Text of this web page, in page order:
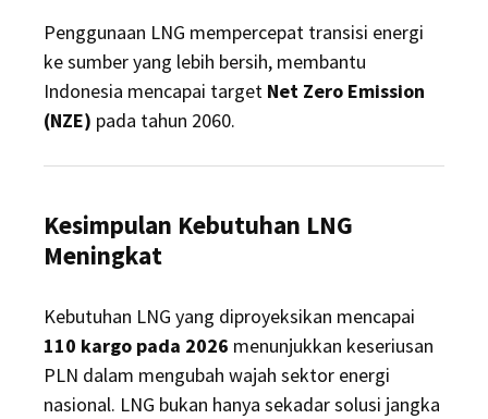
Penggunaan LNG mempercepat transisi energi
ke sumber yang lebih bersih, membantu
Indonesia mencapai target Net Zero Emission
(NZE) pada tahun 2060.
Kesimpulan Kebutuhan LNG
Meningkat
Kebutuhan LNG yang diproyeksikan mencapai
110 kargo pada 2026 menunjukkan keseriusan
PLN dalam mengubah wajah sektor energi
nasional. LNG bukan hanya sekadar solusi jangka